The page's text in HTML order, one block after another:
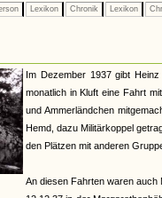
Lexikon Chronik Lexikon
Im Dezember 1937 gibt
monatlich in Kluft eine Fahrt
und Ammerländchen
Hemd, dazu Militärkoppel
den Plätzen mit anderen
An diesen Fahrten waren auch